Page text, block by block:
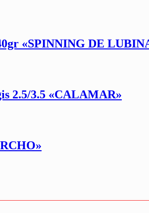
«SPINNING DE
2.5/3.5 «CALAMAR»